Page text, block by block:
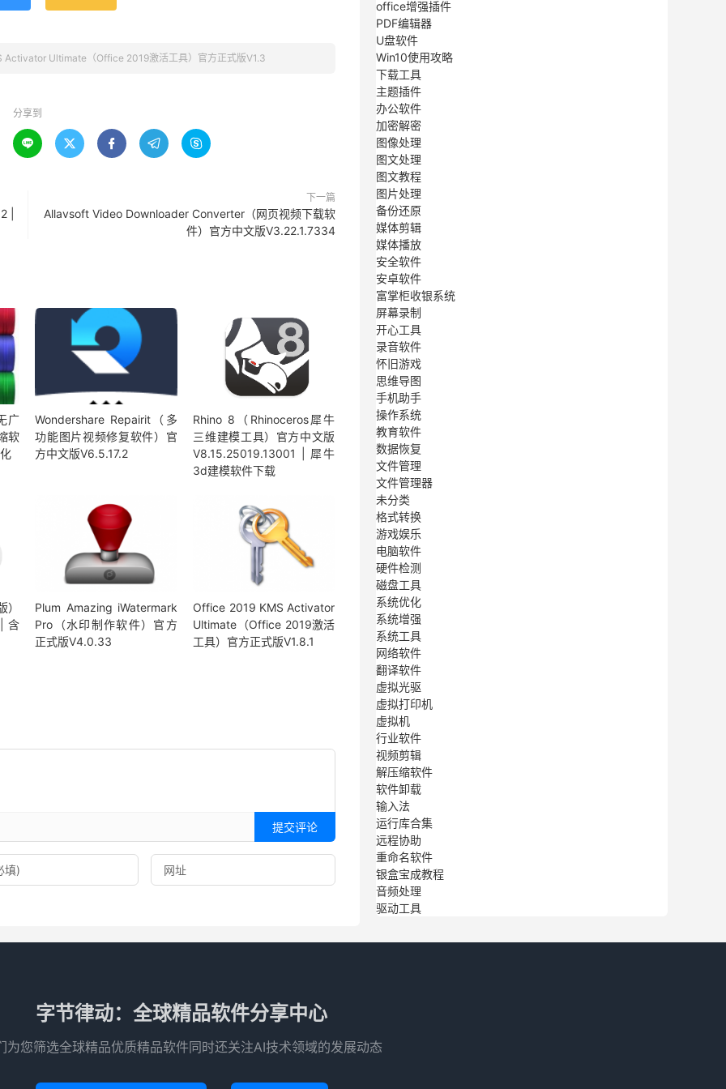
Activator Ultimate（Office 2019激活工具）官方正式版V1.3
分享到
    
|
下一篇
Allavsoft Video Downloader Converter（网页视频下载软
件）官方中文版V3.22.1.7334
广
软
Wondershare Repairit（多
功能图片视频修复软件）官
方中文版V6.5.17.2
Rhino 8（Rhinoceros犀牛
三维建模工具）官方中文版
V8.15.25019.13001 | 犀牛
3d建模软件下载
含
Plum Amazing iWatermark
Pro（水印制作软件）官方
正式版V4.0.33
Office 2019 KMS Activator
Ultimate（Office 2019激活
工具）官方正式版V1.8.1
提交评论
office增强插件
PDF编辑器
U盘软件
Win10使用攻略
下载工具
主题插件
办公软件
加密解密
图像处理
图文处理
图文教程
图片处理
备份还原
媒体剪辑
媒体播放
安全软件
安卓软件
富掌柜收银系统
屏幕录制
开心工具
录音软件
怀旧游戏
思维导图
手机助手
操作系统
教育软件
数据恢复
文件管理
文件管理器
未分类
格式转换
游戏娱乐
电脑软件
硬件检测
磁盘工具
系统优化
系统增强
系统工具
网络软件
翻译软件
虚拟光驱
虚拟打印机
虚拟机
行业软件
视频剪辑
解压缩软件
软件卸载
输入法
运行库合集
远程协助
重命名软件
银盒宝成教程
音频处理
驱动工具
字节律动：全球精品软件分享中心
为您筛选全球精品优质精品软件同时还关注AI技术领域的发展动态